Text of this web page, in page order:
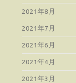
2021年8月
2021年7月
2021年6月
2021年4月
2021年3月